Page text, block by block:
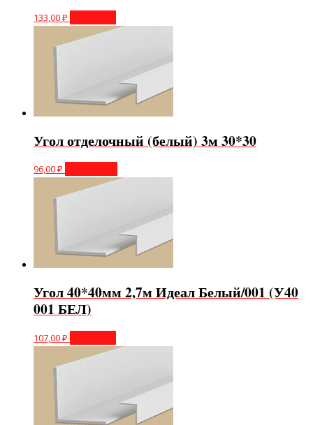
133,00₽
Угол отделочный (белый) 3м 30*30
96,00₽
Угол 40*40мм 2,7м Идеал Белый/001 (У40
001 БЕЛ)
107,00₽